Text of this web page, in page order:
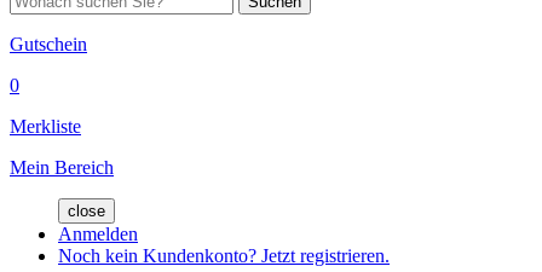
Gutschein
0
Merkliste
Mein Bereich
close
Anmelden
Noch kein Kundenkonto? Jetzt registrieren.